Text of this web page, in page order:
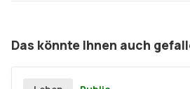
Das könnte Ihnen auch